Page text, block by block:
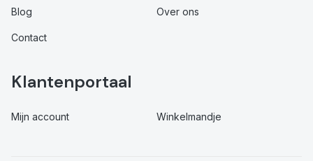
Blog Over ons
Contact
Klantenportaal
Mijn account Winkelmandje